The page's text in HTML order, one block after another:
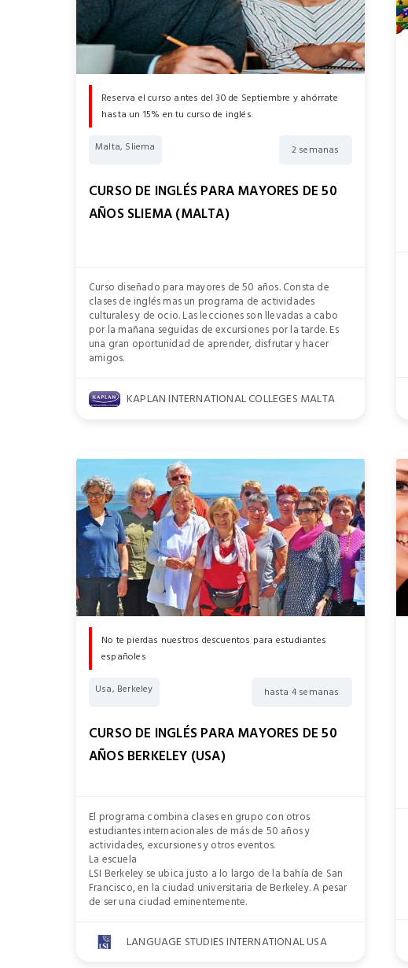
Reserva el curso antes del 30 de Septiembre y ahórrate
hasta un 15% en tu curso de inglés.
Malta, Sliema 2 semanas
CURSO DE INGLÉS PARA MAYORES DE 50
AÑOS SLIEMA (MALTA)
Curso diseñado para mayores de 50 años. Consta de
clases de inglés mas un programa de actividades
culturales y de ocio. Las lecciones son llevadas a cabo
por la mañana seguidas de excursiones por la tarde. Es
una gran oportunidad de aprender, disfrutar y hacer
amigos.
KAPLAN INTERNATIONAL COLLEGES MALTA
No te pierdas nuestros descuentos para estudiantes
españoles
Usa, Berkeley hasta 4 semanas
CURSO DE INGLÉS PARA MAYORES DE 50
AÑOS BERKELEY (USA)
El programa combina clases en grupo con otros
estudiantes internacionales de más de 50 años y
actividades, excursiones y otros eventos.
La escuela
LSI Berkeley se ubica justo a lo largo de la bahía de San
Francisco, en la ciudad universitaria de Berkeley. A pesar
de ser una ciudad eminentemente.
LANGUAGE STUDIES INTERNATIONAL USA